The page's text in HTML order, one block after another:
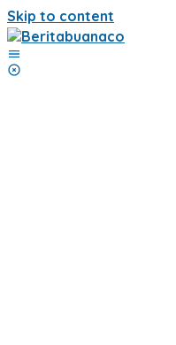
Skip to content